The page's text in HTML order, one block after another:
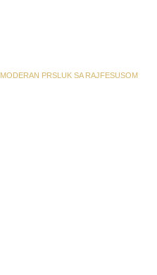
MODERAN PRSLUK SA RAJFESUSOM